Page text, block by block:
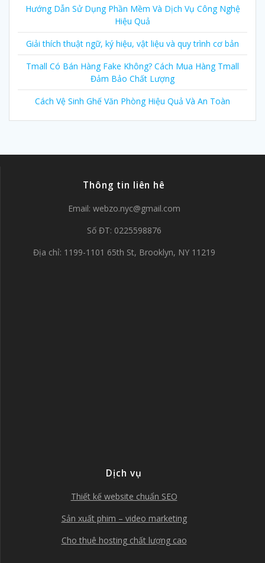
Hướng Dẫn Sử Dụng Phần Mềm Và Dịch Vụ Công Nghệ
Hiệu Quả
Giải thích thuật ngữ, ký hiệu, vật liệu và quy trình cơ bản
Tmall Có Bán Hàng Fake Không? Cách Mua Hàng Tmall
Đảm Bảo Chất Lượng
Cách Vệ Sinh Ghế Văn Phòng Hiệu Quả Và An Toàn
Thông tin liên hê
Email: webzo.nyc@gmail.com
Số ĐT: 0225598876
Địa chỉ: 1199-1101 65th St, Brooklyn, NY 11219
Dịch vụ
Thiết kế website chuẩn SEO
Sản xuất phim – video marketing
Cho thuê hosting chất lượng cao